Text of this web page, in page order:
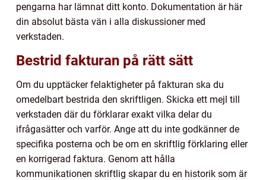
pengarna har lämnat ditt konto. Dokumentation är här
din absolut bästa vän i alla diskussioner med
verkstaden.
Bestrid fakturan på rätt sätt
Om du upptäcker felaktigheter på fakturan ska du
omedelbart bestrida den skriftligen. Skicka ett mejl till
verkstaden där du förklarar exakt vilka delar du
ifrågasätter och varför. Ange att du inte godkänner de
specifika posterna och be om en skriftlig förklaring eller
en korrigerad faktura. Genom att hålla
kommunikationen skriftlig skapar du en historik som är